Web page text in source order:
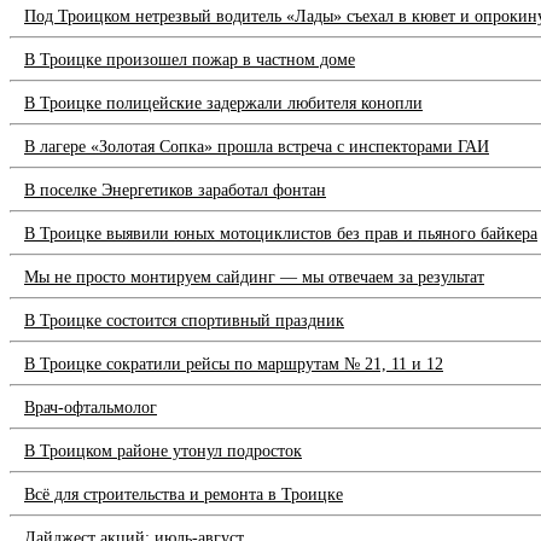
Под Троицком нетрезвый водитель «Лады» съехал в кювет и
В Троицке произошел пожар в частном доме
В Троицке полицейские задержали любителя конопли
В лагере «Золотая Сопка» прошла встреча с инспекторами ГАИ
В поселке Энергетиков заработал фонтан
В Троицке выявили юных мотоциклистов без прав и пьяного байкера
Мы не просто монтируем сайдинг — мы отвечаем за результат
В Троицке состоится спортивный праздник
В Троицке сократили рейсы по маршрутам № 21, 11 и 12
Врач-офтальмолог
В Троицком районе утонул подросток
Всё для строительства и ремонта в Троицке